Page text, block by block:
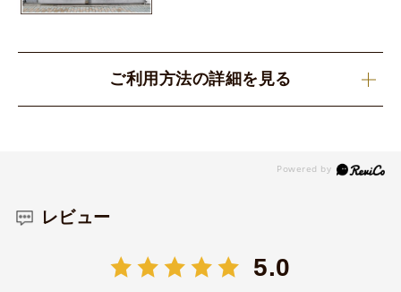
ご利用方法の詳細を見る
レビュー
5.0